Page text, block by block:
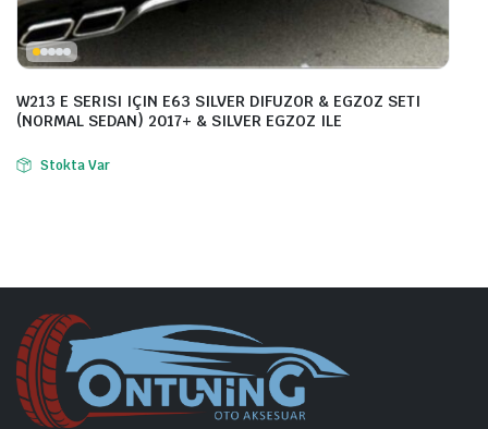
W213 E SERISI IÇIN E63 SILVER DIFUZOR & EGZOZ SETI
(NORMAL SEDAN) 2017+ & SILVER EGZOZ ILE
Stokta Var